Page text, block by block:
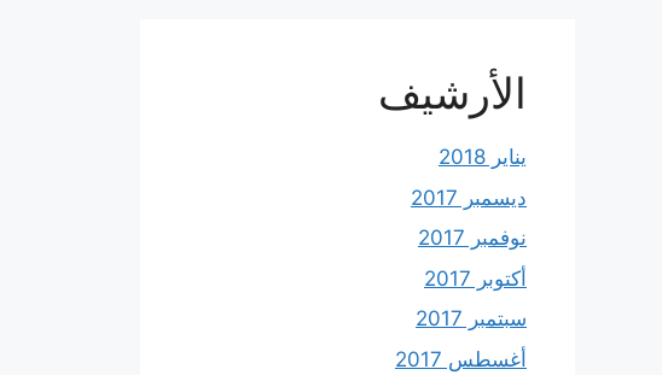
الأرشيف
يناير 2018
ديسمبر 2017
نوفمبر 2017
أكتوبر 2017
سبتمبر 2017
أغسطس 2017